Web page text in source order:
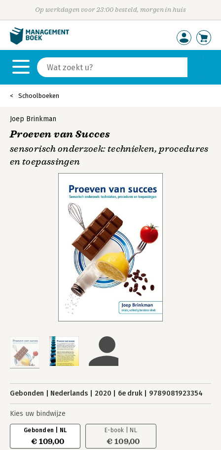
Op werkdagen voor 23:00 besteld, morgen in huis
Schoolboeken
Joep Brinkman
Proeven van Succes
sensorisch onderzoek: technieken, procedures
en toepassingen
Gebonden Nederlands 2020 6e druk 9789081923354
Kies uw bindwijze
Gebonden | NL
€ 109,00
E-book | NL
€ 109,00